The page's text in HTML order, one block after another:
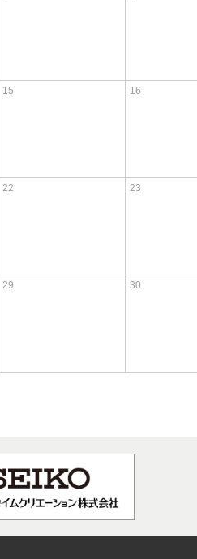
15 16
22 23
29 30